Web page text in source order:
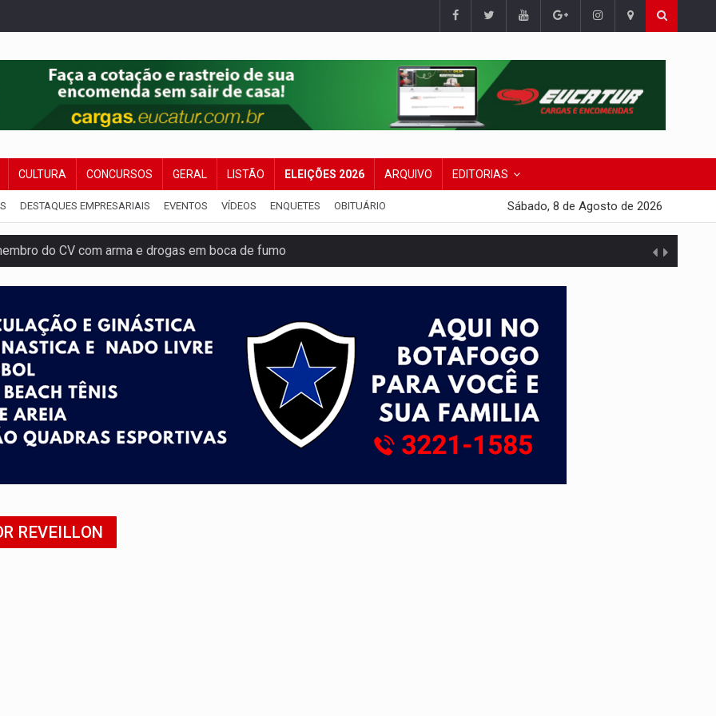
CULTURA CONCURSOS GERAL LISTÃO ELEIÇÕES 2026 ARQUIVO EDITORIAS
DESTAQUES EMPRESARIAIS EVENTOS VÍDEOS ENQUETES OBITUÁRIO Sábado, 8 de Agosto de 2026
do CV com arma e drogas em boca de fumo
a APAE para ampliar ações voltadas a PCD's
a drones durante exercício antiaéreo
Oeste, CINEMAZÔNIA leva cinema amazônico a estudantes na escola
(8) de calor intenso e tempo firme
espera, asfalto chega ao bairro Nova Esperança
programação do Festival de Dança de Joinville
o fim de semana em Porto Velho
REVEILLON